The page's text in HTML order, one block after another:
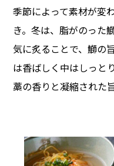
季節によって素材が変
き。冬は、脂がのった
気に炙ることで、鰤の
は香ばしく中はしっと
藁の香りと凝縮された